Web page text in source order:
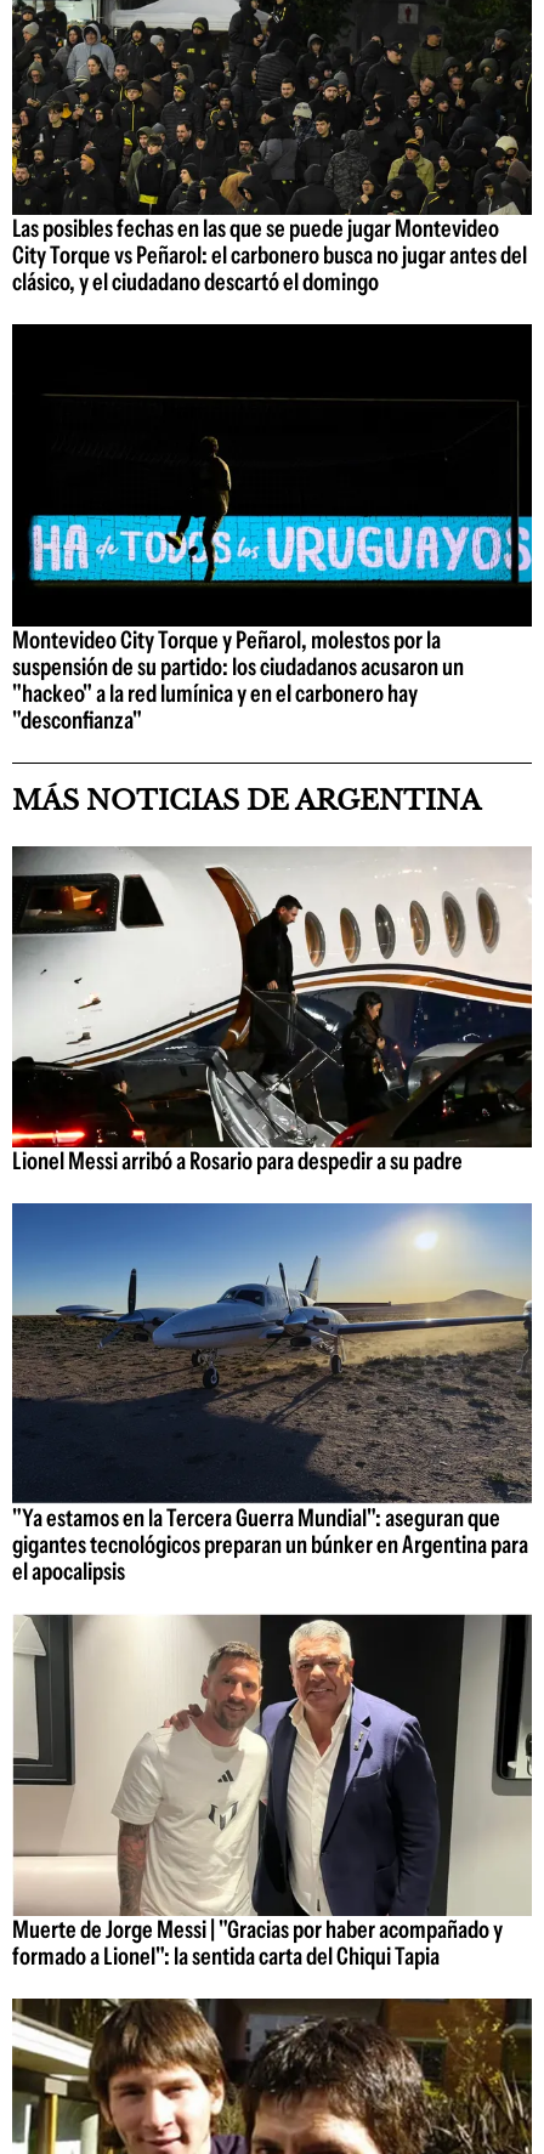
Las posibles fechas en las que se puede jugar Montevideo
City Torque vs Peñarol: el carbonero busca no jugar antes del
clásico, y el ciudadano descartó el domingo
Montevideo City Torque y Peñarol, molestos por la
suspensión de su partido: los ciudadanos acusaron un
"hackeo" a la red lumínica y en el carbonero hay
"desconfianza"
MÁS NOTICIAS DE ARGENTINA
Lionel Messi arribó a Rosario para despedir a su padre
"Ya estamos en la Tercera Guerra Mundial": aseguran que
gigantes tecnológicos preparan un búnker en Argentina para
el apocalipsis
Muerte de Jorge Messi | "Gracias por haber acompañado y
formado a Lionel": la sentida carta del Chiqui Tapia